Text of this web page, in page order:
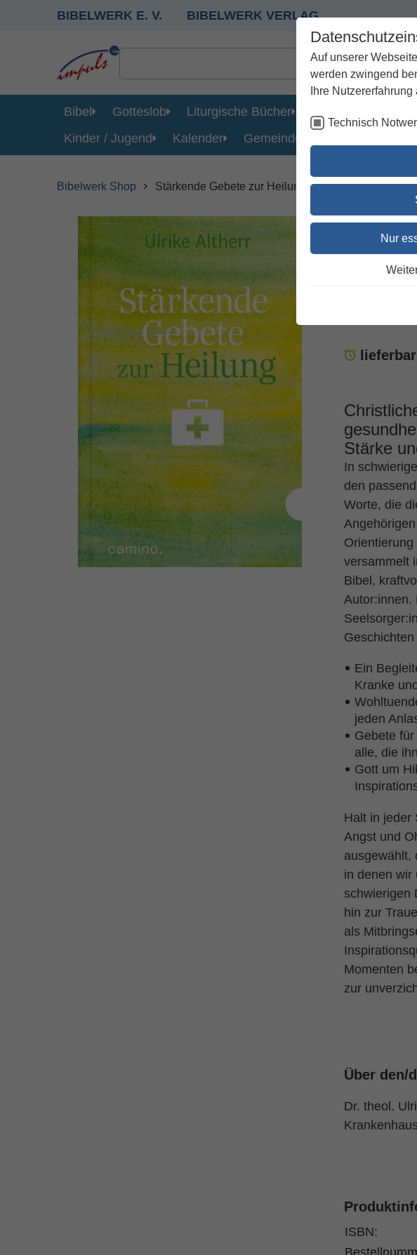
Auf unserer
werden zwingend
Ihre
Technisch
Nur
BIBELWERK E. V. BIBELWERK VERLAG
Bibel Gotteslob Liturgische Bücher
Kinder / Jugend
Kalender Gemeinde
Bibelwerk Shop Stärkende Gebete zur Heilung
Neu
lieferbar
Stärke
In
den
Worte, die
versammelt
Bibel,
Autor:innen.
Ein
Kranke
jeden
Gebete
alle, die
Gott um
Halt in jeder
Angst und
ausgewählt,
in denen wir
schwierigen
hin zur
als
Momenten
zur
Über den/
Dr. theol.
ISBN: